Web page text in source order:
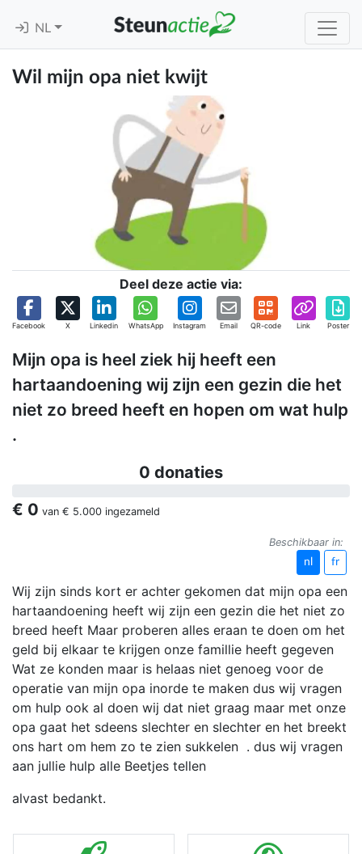
NL
Wil mijn opa niet kwijt
Deel deze actie via:
Facebook X Linkedin WhatsApp Instagram Email QR-code Link Poster
Mijn opa is heel ziek hij heeft een
hartaandoening wij zijn een gezin die het
niet zo breed heeft en hopen om wat hulp
.
0 donaties
€ 0 van € 5.000 ingezameld
Beschikbaar in:
nl fr
Wij zijn sinds kort er achter gekomen dat mijn opa een
hartaandoening heeft wij zijn een gezin die het niet zo
breed heeft Maar proberen alles eraan te doen om het
geld bij elkaar te krijgen onze famillie heeft gegeven
Wat ze konden maar is helaas niet genoeg voor de
operatie van mijn opa inorde te maken dus wij vragen
om hulp ook al doen wij dat niet graag maar met onze
opa gaat het sdeens slechter en slechter en het breekt
ons hart om hem zo te zien sukkelen . dus wij vragen
aan jullie hulp alle Beetjes tellen
alvast bedankt.